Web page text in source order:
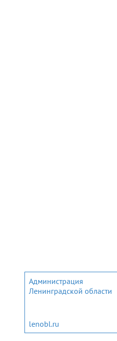
Администрация
Ленинградской области
lenobl.ru